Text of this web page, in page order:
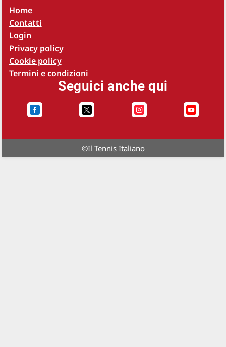
Home
Contatti
Login
Privacy policy
Cookie policy
Termini e condizioni
Seguici anche qui
   
©Il Tennis Italiano